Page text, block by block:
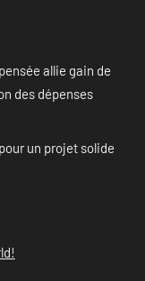
allie gain de
des dépenses
un projet solide